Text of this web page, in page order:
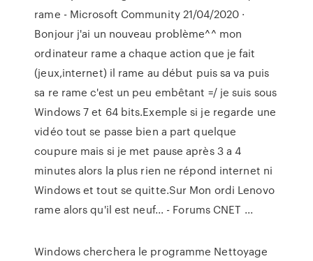
rame - Microsoft Community 21/04/2020 ·
Bonjour j'ai un nouveau problème^^ mon
ordinateur rame a chaque action que je fait
(jeux,internet) il rame au début puis sa va puis
sa re rame c'est un peu embêtant =/ je suis sous
Windows 7 et 64 bits.Exemple si je regarde une
vidéo tout se passe bien a part quelque
coupure mais si je met pause après 3 a 4
minutes alors la plus rien ne répond internet ni
Windows et tout se quitte.Sur Mon ordi Lenovo
rame alors qu'il est neuf... - Forums CNET ...
Windows cherchera le programme Nettoyage